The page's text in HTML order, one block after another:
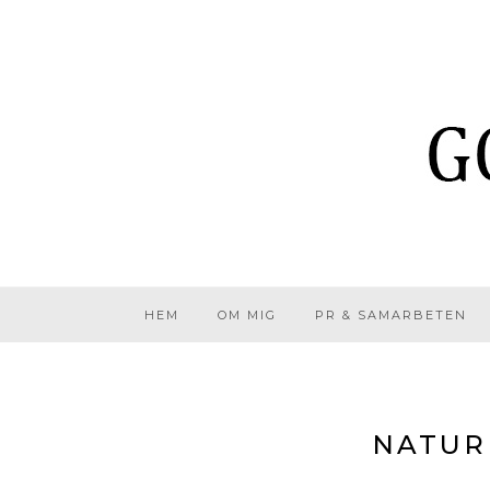
HEM OM MIG PR & SAMARBETEN